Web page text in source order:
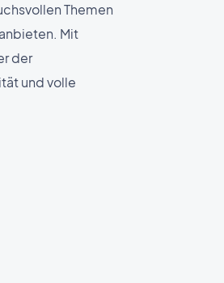
Themen
Mit
der
und volle